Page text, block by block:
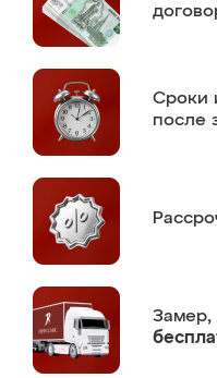
Сроки
после
Замер,